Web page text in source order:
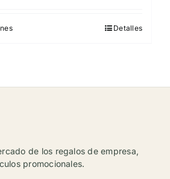
Este
pueden
Detalles
de los regalos de empresa,
promocionales.